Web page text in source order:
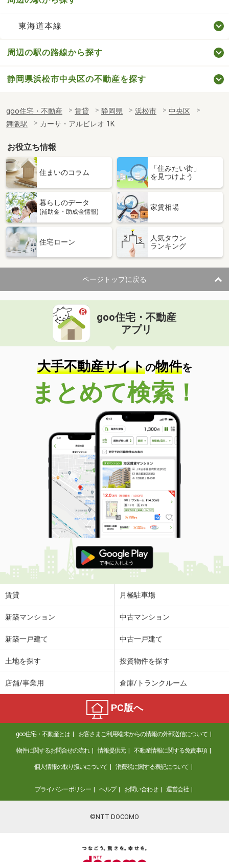
東海道本線
周辺の駅の路線から探す
静岡県浜松市中央区の不動産を探す
goo住宅・不動産 賃貸 静岡県 浜松市
中央区
舞阪駅
カーサ・アルビレオ 1K
お役立ち情報
住まいのコラム
「住みたい街」
を見つけよう
暮らしのデータ
(補助金・助成金情報)
家賃相場
住宅ローン
人気タウン
ランキング
ページトップに戻る
goo住宅・不動産
アプリ
大手不動産サイトの物件を
まとめて検索！
賃貸 月極駐車場
新築マンション 中古マンション
新築一戸建て 中古一戸建て
土地を探す 投資物件を探す
店舗/事業用 倉庫/トランクルーム
PC版へ
goo住宅・不動産とは お客さまご利用端末からの情報の外部送信について
物件に関するお問合せの流れ 情報提供元 不動産情報に関する免責事項
個人情報の取り扱いについて 消費税に関する表記について
プライバシーポリシー ヘルプ お問い合わせ 運営会社
©NTT DOCOMO